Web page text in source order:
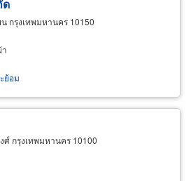
ด
กรุงเทพมหานคร 10150
ย้อม
ศ์ กรุงเทพมหานคร 10100